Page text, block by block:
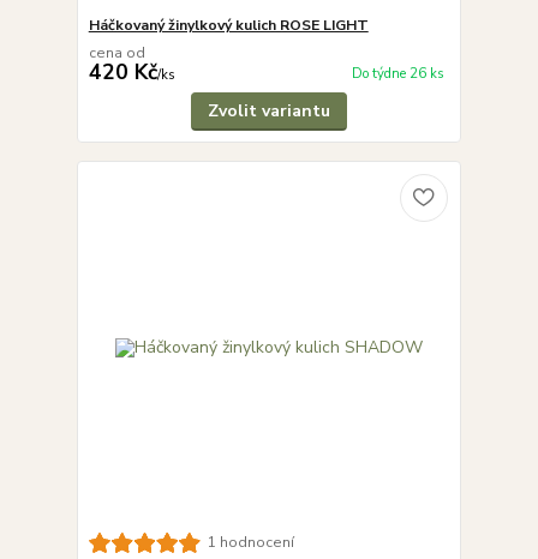
Háčkovaný žinylkový kulich ROSE LIGHT
cena od
420 Kč/ks Do týdne 26 ks
Zvolit variantu
1 hodnocení